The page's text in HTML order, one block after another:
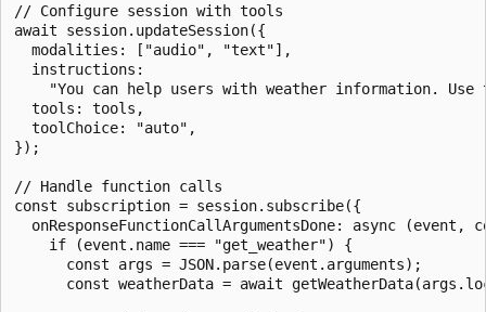
// Configure session with tools
await session.updateSession({
  modalities: ["audio", "text"],
  instructions:
"You can help users with weather information. Use
  tools: tools,
  toolChoice: "auto",
});
// Handle function calls
const subscription = session.subscribe({
onResponseFunctionCallArgumentsDone: async (event,
    if (event.name === "get_weather") {
      const args = JSON.parse(event.arguments);
const weatherData = await